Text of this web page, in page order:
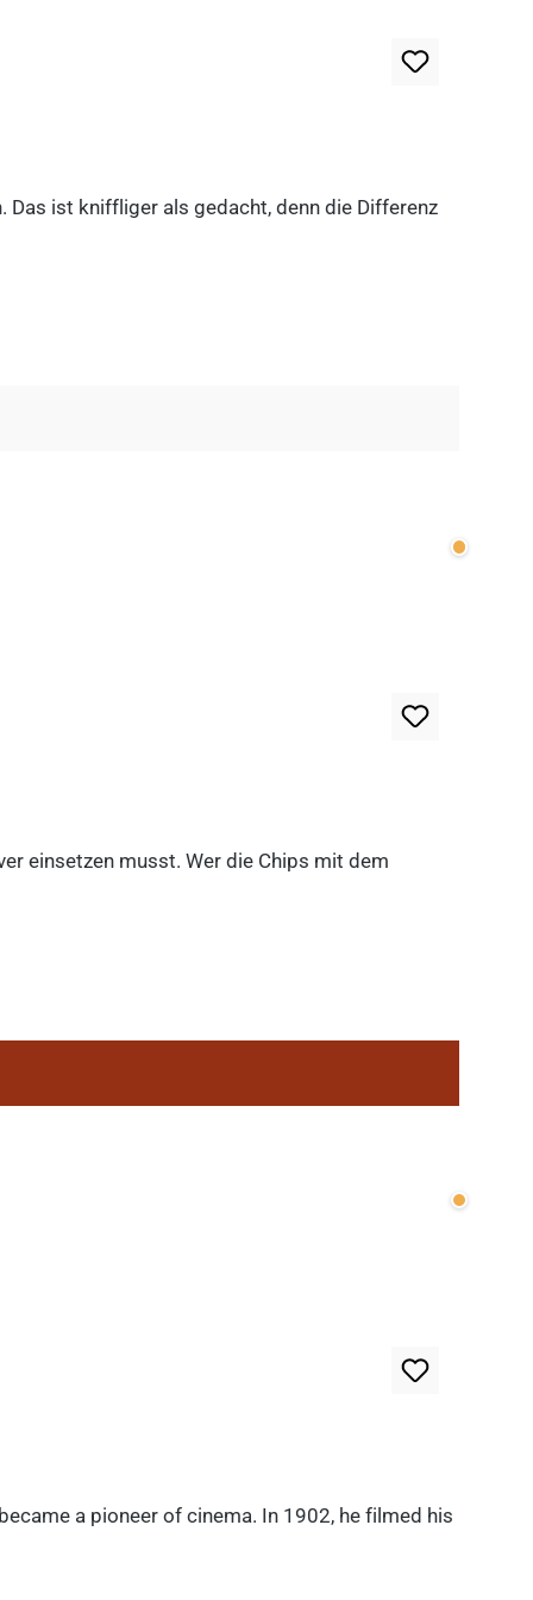
Das ist kniffliger als gedacht, denn die Differenz
Wenige
einsetzen musst. Wer die Chips mit dem
Wenige
a pioneer of cinema. In 1902, he filmed his